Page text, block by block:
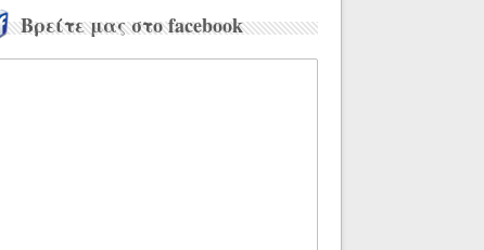
Βρείτε μας στο facebook